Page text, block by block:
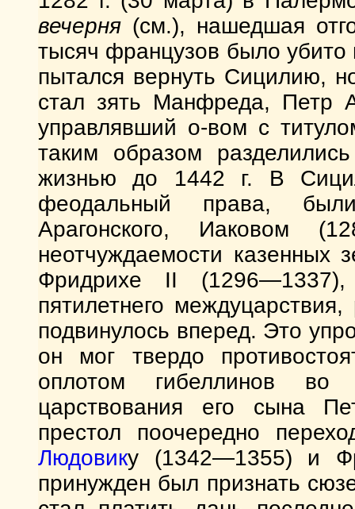
вечерня (см.), нашедшая
тысяч французов было убито
пытался вернуть Сицилию,
стал зять Манфреда, Петр
управлявший о-вом с
таким образом
жизнью до 1442 г. В
феодальный права,
Арагонского, Иаковом
неотчуждаемости казенных
Фридрихе II
пятилетнего
подвинулось вперед. Это
он мог твердо
оплотом гибеллинов
царствования его сына
престол поочередно
Людовику (1342—1355) и
принужден был признать